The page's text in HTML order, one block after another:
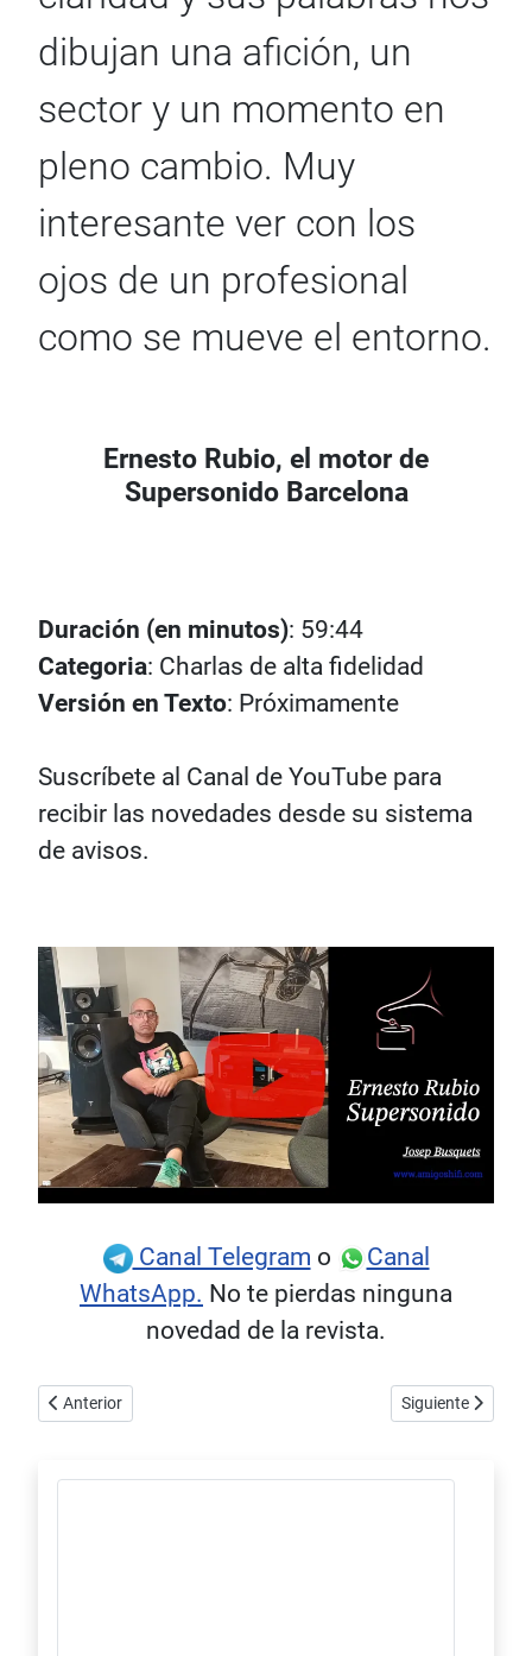
dibujan una afición, un
sector y un momento en
pleno cambio. Muy
interesante ver con los
ojos de un profesional
como se mueve el entorno.
Ernesto Rubio, el motor de
Supersonido Barcelona
Duración (en minutos): 59:44
Categoria: Charlas de alta fidelidad
Versión en Texto: Próximamente
Suscríbete al Canal de YouTube para
recibir las novedades desde su sistema
de avisos.
Canal Telegram o
Canal
WhatsApp. No te pierdas ninguna
novedad de la revista.
Artículo anterior: Canal AHF-TV: Jean Maurer JM320E, La
Anterior Artículo
Siguiente